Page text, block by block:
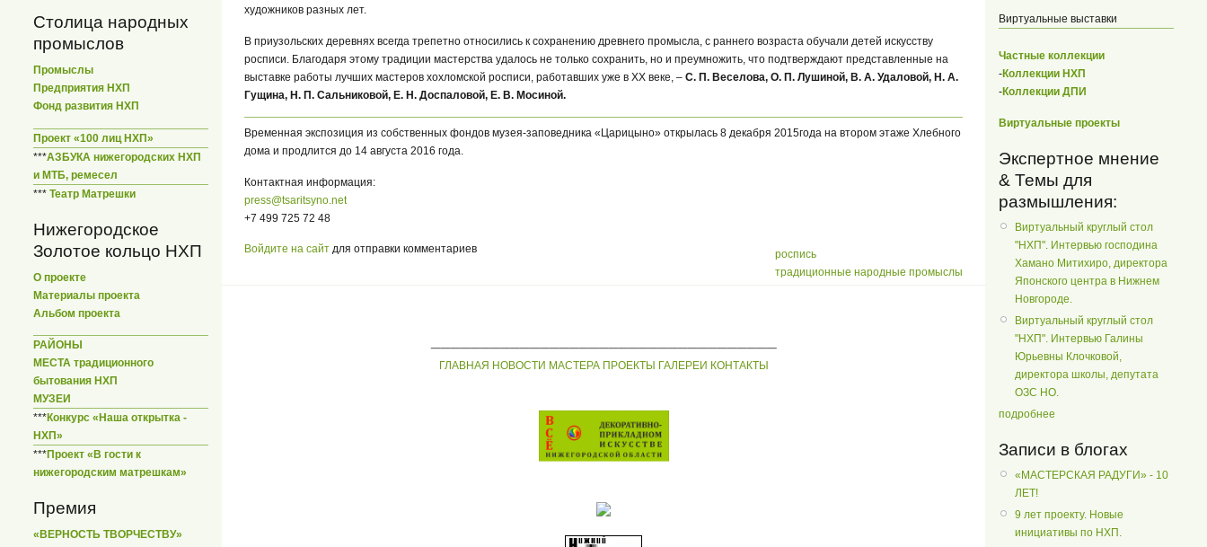
Столица народных
промыслов
Промыслы
Предприятия НХП
Фонд развития НХП
Проект «100 лиц НХП»
***АЗБУКА нижегородских НХП
и МТБ, ремесел
*** Театр Матрешки
Нижегородское
Золотое кольцо НХП
О проекте
Материалы проекта
Альбом проекта
РАЙОНЫ
МЕСТА традиционного
бытования НХП
МУЗЕИ
***Конкурс «Наша открытка -
НХП»
***Проект «В гости к
нижегородским матрешкам»
Премия
«ВЕРНОСТЬ ТВОРЧЕСТВУ»
художников разных лет.
В приузольских деревнях всегда трепетно относились к сохранению древнего промысла, с раннего возраста обучали детей искусству
росписи. Благодаря этому традиции мастерства удалось не только сохранить, но и преумножить, что подтверждают представленные на
выставке работы лучших мастеров хохломской росписи, работавших уже в XX веке, – С. П. Веселова, О. П. Лушиной, В. А. Удаловой, Н. А.
Гущина, Н. П. Сальниковой, Е. Н. Доспаловой, Е. В. Мосиной.
Временная экспозиция из собственных фондов музея-заповедника «Царицыно» открылась 8 декабря 2015года на втором этаже Хлебного
дома и продлится до 14 августа 2016 года.
Контактная информация:
press@tsaritsyno.net
+7 499 725 72 48
роспись
традиционные народные промыслы
Войдите на сайт для отправки комментариев
ГЛАВНАЯ НОВОСТИ МАСТЕРА ПРОЕКТЫ ГАЛЕРЕИ КОНТАКТЫ
Виртуальные выставки
Частные коллекции
-Коллекции НХП
-Коллекции ДПИ
Виртуальные проекты
Экспертное мнение
& Темы для
размышления:
Виртуальный круглый стол
"НХП". Интервью господина
Хамано Митихиро, директора
Японского центра в Нижнем
Новгороде.
Виртуальный круглый стол
"НХП". Интервью Галины
Юрьевны Клочковой,
директора школы, депутата
ОЗС НО.
подробнее
Записи в блогах
«МАСТЕРСКАЯ РАДУГИ» - 10
ЛЕТ!
9 лет проекту. Новые
инициативы по НХП.